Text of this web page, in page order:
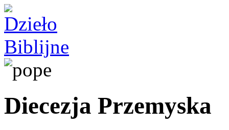
Diecezja Przemyska